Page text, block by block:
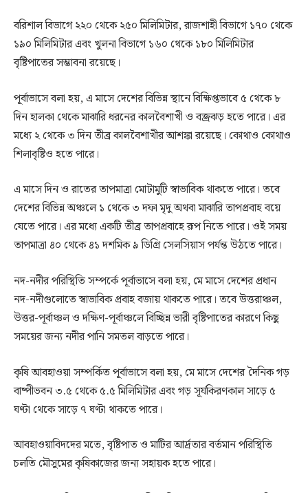
বরিশাল বিভাগে ২২০ থেকে ২৫০ মিলিমিটার, রাজশাহী বিভাগে ১৭০ থেকে
১৯০ মিলিমিটার এবং খুলনা বিভাগে ১৬০ থেকে ১৮০ মিলিমিটার
বৃষ্টিপাতের সম্ভাবনা রয়েছে।
পূর্বাভাসে বলা হয়, এ মাসে দেশের বিভিন্ন স্থানে বিক্ষিপ্তভাবে ৫ থেকে ৮
দিন হালকা থেকে মাঝারি ধরনের কালবৈশাখী ও বজ্রঝড় হতে পারে। এর
মধ্যে ২ থেকে ৩ দিন তীব্র কালবৈশাখীর আশঙ্কা রয়েছে। কোথাও কোথাও
শিলাবৃষ্টিও হতে পারে।
এ মাসে দিন ও রাতের তাপমাত্রা মোটামুটি স্বাভাবিক থাকতে পারে। তবে
দেশের বিভিন্ন অঞ্চলে ১ থেকে ৩ দফা মৃদু অথবা মাঝারি তাপপ্রবাহ বয়ে
যেতে পারে। এর মধ্যে একটি তীব্র তাপপ্রবাহে রূপ নিতে পারে। ওই সময়
তাপমাত্রা ৪০ থেকে ৪১ দশমিক ৯ ডিগ্রি সেলসিয়াস পর্যন্ত উঠতে পারে।
নদ-নদীর পরিস্থিতি সম্পর্কে পূর্বাভাসে বলা হয়, মে মাসে দেশের প্রধান
নদ-নদীগুলোতে স্বাভাবিক প্রবাহ বজায় থাকতে পারে। তবে উত্তরাঞ্চল,
উত্তর-পূর্বাঞ্চল ও দক্ষিণ-পূর্বাঞ্চলে বিচ্ছিন্ন ভারী বৃষ্টিপাতের কারণে কিছু
সময়ের জন্য নদীর পানি সমতল বাড়তে পারে।
কৃষি আবহাওয়া সম্পর্কিত পূর্বাভাসে বলা হয়, মে মাসে দেশের দৈনিক গড়
বাষ্পীভবন ৩.৫ থেকে ৫.৫ মিলিমিটার এবং গড় সূর্যকিরণকাল সাড়ে ৫
ঘণ্টা থেকে সাড়ে ৭ ঘণ্টা থাকতে পারে।
আবহাওয়াবিদদের মতে, বৃষ্টিপাত ও মাটির আর্দ্রতার বর্তমান পরিস্থিতি
চলতি মৌসুমের কৃষিকাজের জন্য সহায়ক হতে পারে।